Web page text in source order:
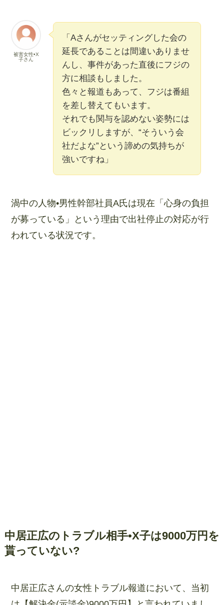
被害女性•X
子さん
「Aさんがセッティングした会の
延長であることは間違いありませ
んし、事件があった直後にフジの
方に相談もしました。
色々と報道もあって、フジは番組
を差し替えてもいます。
それでも関与を認めない姿勢には
ビックリしますが、“そういう会
社だよな”という諦めの気持ちが
強いですね」
渦中の人物•男性幹部社員A氏は現在「心身の負担
が募っている」という理由で出社停止の対応が行
われている状況です。
中居正広のトラブル相手•X子は9000万円を
貰っていない?
中居正広さんの女性トラブル報道において、当初